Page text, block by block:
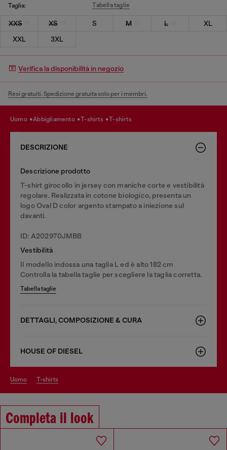
Taglia: Tabella taglie
XXS XS S M L
XL
XXL
3XL
Verifica la disponibilità in negozio
Resi gratuiti. Spedizione gratuita solo per i membri.
uomo abbigliamento t-shirts t-shirts
DESCRIZIONE
Descrizione prodotto
T-shirt girocollo in jersey con maniche corte e vestibilità
regolare. Realizzata in cotone biologico, presenta un
logo Oval D color argento stampato a iniezione sul
davanti.
ID: A202970JMBB
Vestibilità
Il modello indossa una taglia L ed è alto 182 cm
Controlla la tabella taglie per scegliere la taglia corretta.
Tabella taglie
DETTAGLI, COMPOSIZIONE & CURA
HOUSE OF DIESEL
uomo t-shirts
Completa il look